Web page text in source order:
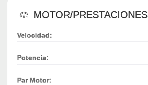
MOTOR/PRESTACIONES
Velocidad:
Potencia:
Par Motor: